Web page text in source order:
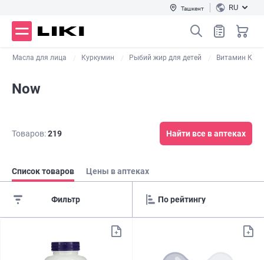
Ташкент RU
Масла для лица Куркумин Рыбий жир для детей Витамин К
Now
Товаров:219 Найти все в аптеках
Список товаров Цены в аптеках
Фильтр